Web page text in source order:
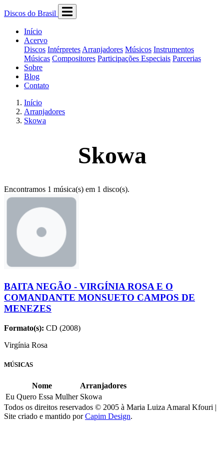
Discos do Brasil
Início
Acervo
Discos Intérpretes Arranjadores Músicos Instrumentos
Músicas Compositores Participações Especiais Parcerias
Sobre
Blog
Contato
Início
Arranjadores
Skowa
Skowa
Encontramos 1 música(s) em 1 disco(s).
BAITA NEGÃO - VIRGÍNIA ROSA E O
COMANDANTE MONSUETO CAMPOS DE
MENEZES
Formato(s): CD (2008)
Virgínia Rosa
MÚSICAS
Nome
Arranjadores
Eu Quero Essa Mulher Skowa
Todos os direitos reservados © 2005 à Maria Luiza Amaral Kfouri |
Site criado e mantido porCapim Design.